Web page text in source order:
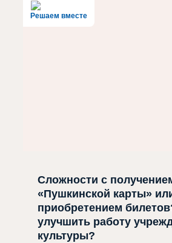
Решаем вместе
Сложности с
«Пушкинской карты»
приобретением
улучшить работу
культуры?